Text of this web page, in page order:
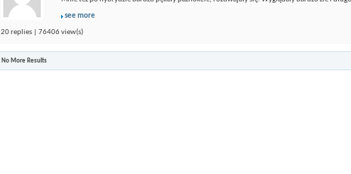
see more
20 replies | 76406 view(s)
No More Results